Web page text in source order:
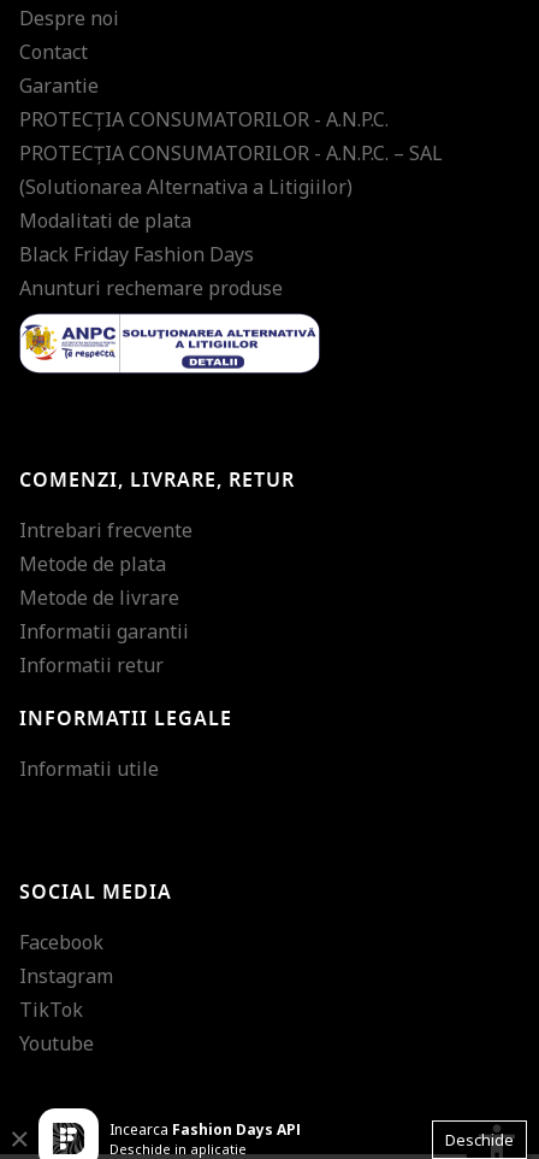
Despre noi
Contact
Garantie
PROTECŢIA CONSUMATORILOR - A.N.P.C.
PROTECŢIA CONSUMATORILOR - A.N.P.C. – SAL
(Solutionarea Alternativa a Litigiilor)
Modalitati de plata
Black Friday Fashion Days
Anunturi rechemare produse
COMENZI, LIVRARE, RETUR
Intrebari frecvente
Metode de plata
Metode de livrare
Informatii garantii
Informatii retur
INFORMATII LEGALE
Informatii utile
SOCIAL MEDIA
Facebook
Instagram
TikTok
Youtube
Incearca Fashion Days APP
Deschide in aplicatie Deschide
Close accessibility
Cursor mare